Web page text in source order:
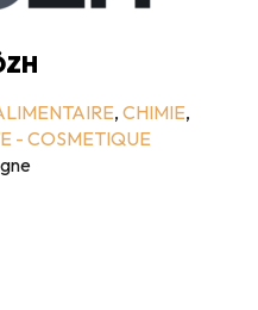
, CHIMIE,
- COSMETIQUE